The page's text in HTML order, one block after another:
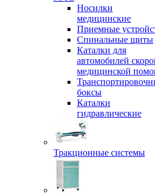
Носилки
медицинские
Приемные
Спинальные щиты
Каталки для
автомобилей
медицинской
боксы
Каталки
гидравлические
Тракционные системы